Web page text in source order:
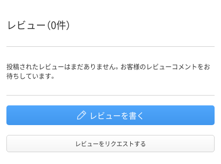
レビュー（0件）
投稿されたレビューはまだありません。お客様のレビューコメントをお
待ちしています。
レビューを書く
レビューをリクエストする